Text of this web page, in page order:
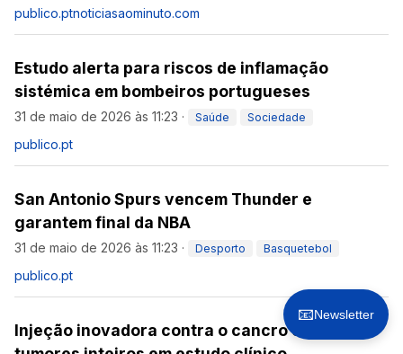
publico.ptnoticiasaominuto.com
Estudo alerta para riscos de inflamação
sistémica em bombeiros portugueses
31 de maio de 2026 às 11:23 · Saúde Sociedade
publico.pt
San Antonio Spurs vencem Thunder e
garantem final da NBA
31 de maio de 2026 às 11:23 · Desporto Basquetebol
publico.pt
Injeção inovadora contra o cancro erradica
📧Newsletter